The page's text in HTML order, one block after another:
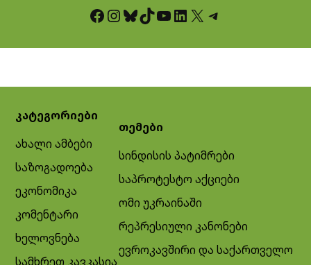
Facebook InstagramBluesky TikTok YouTube LinkedIn X Telegram
კატეგორიები
ახალი ამბები
საზოგადოება
ეკონომიკა
კომენტარი
ხელოვნება
სამხრეთ კავკასია
თემები
სინდისის პატიმრები
საპროტესტო აქციები
ომი უკრაინაში
რეპრესიული კანონები
ევროკავშირი და საქართველო